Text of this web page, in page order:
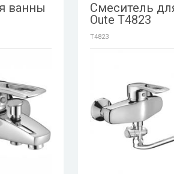
ванны
Смеситель
Oute T4823
T4823